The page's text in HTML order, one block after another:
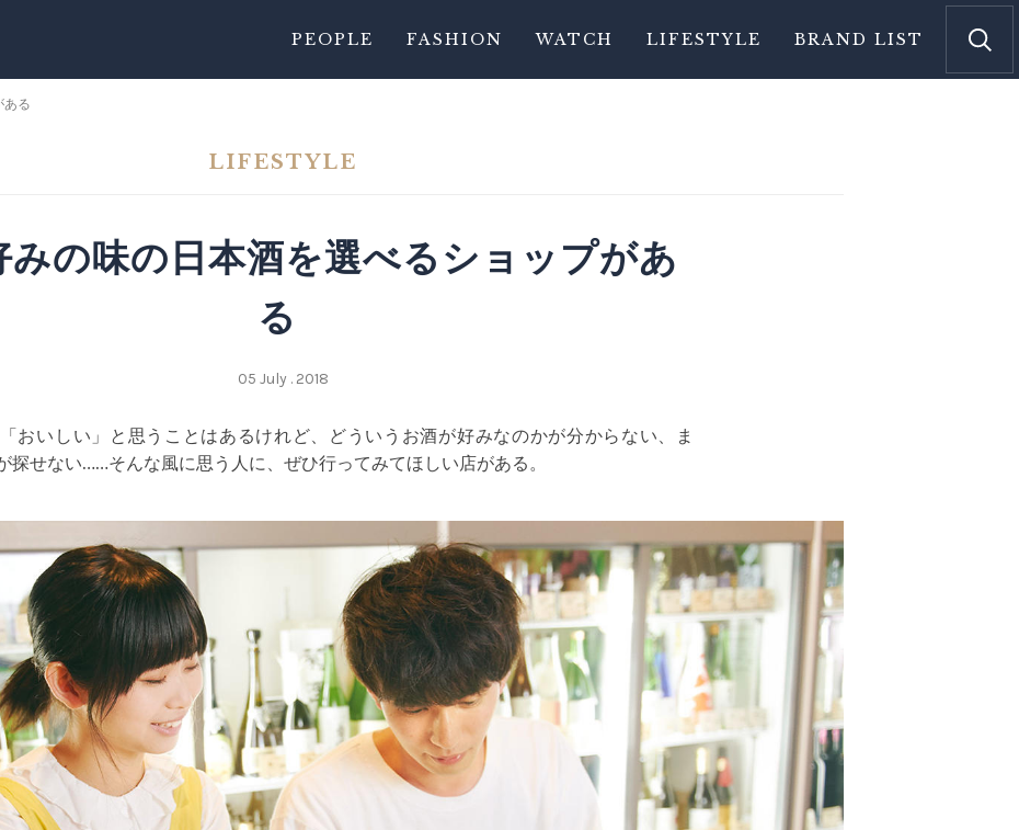
PEOPLE FASHION WATCH LIFESTYLE BRAND LIST
ある
LIFESTYLE
の味の日本酒を選べるショップがあ
る
05 July . 2018
おいしい」と思うことはあるけれど、どういうお酒が好みなのかが分からない、ま
探せない……そんな風に思う人に、ぜひ行ってみてほしい店がある。